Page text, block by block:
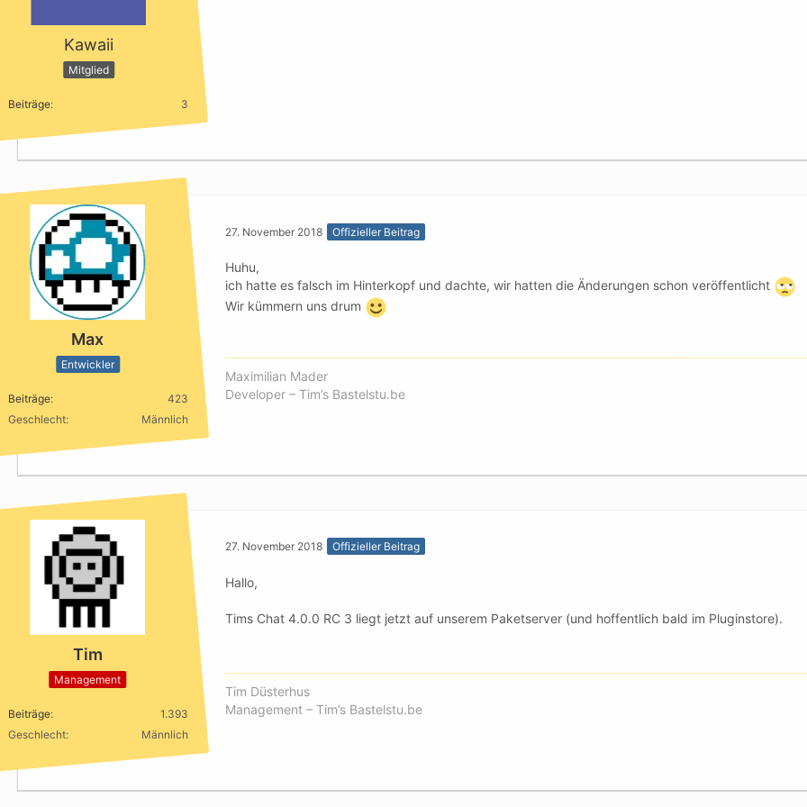
Kawaii
Mitglied
Beiträge 3
Max
Entwickler
Beiträge
423
Geschlecht
Männlich
27. November 2018 Offizieller Beitrag
Huhu,
ich hatte es falsch im Hinterkopf und dachte, wir hatten die Änderungen schon veröffentlicht
Wir kümmern uns drum
Maximilian Mader
Developer – Tim’s Bastelstu.be
Tim
Management
Beiträge
1.393
Geschlecht
Männlich
27. November 2018 Offizieller Beitrag
Hallo,
Tims Chat 4.0.0 RC 3 liegt jetzt auf unserem Paketserver (und hoffentlich bald im Pluginstore).
Tim Düsterhus
Management – Tim’s Bastelstu.be